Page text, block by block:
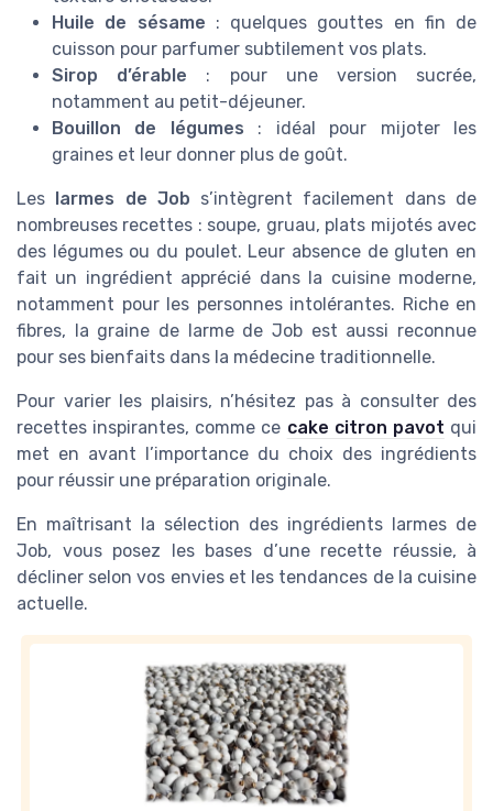
Huile de sésame : quelques gouttes en fin de
cuisson pour parfumer subtilement vos plats.
Sirop d’érable : pour une version sucrée,
notamment au petit-déjeuner.
Bouillon de légumes : idéal pour mijoter les
graines et leur donner plus de goût.
Les larmes de Job s’intègrent facilement dans de
nombreuses recettes : soupe, gruau, plats mijotés avec
des légumes ou du poulet. Leur absence de gluten en
fait un ingrédient apprécié dans la cuisine moderne,
notamment pour les personnes intolérantes. Riche en
fibres, la graine de larme de Job est aussi reconnue
pour ses bienfaits dans la médecine traditionnelle.
Pour varier les plaisirs, n’hésitez pas à consulter des
recettes inspirantes, comme ce cake citron pavot qui
met en avant l’importance du choix des ingrédients
pour réussir une préparation originale.
En maîtrisant la sélection des ingrédients larmes de
Job, vous posez les bases d’une recette réussie, à
décliner selon vos envies et les tendances de la cuisine
actuelle.